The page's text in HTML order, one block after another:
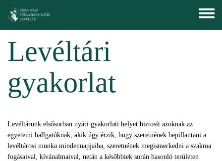
Toggle
menu
Levéltári
gyakorlat
Levéltárunk elsősorban nyári gyakorlati helyet biztosít azoknak az
egyetemi hallgatóknak, akik úgy érzik, hogy szeretnének bepillantani a
levéltárosi munka mindennapjaiba, szeretnének megismerkedni a szakma
fogásaival, kívánalmaival, netán a későbbiek során hasonló területen